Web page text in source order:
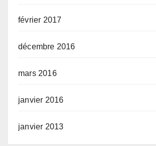
février 2017
décembre 2016
mars 2016
janvier 2016
janvier 2013